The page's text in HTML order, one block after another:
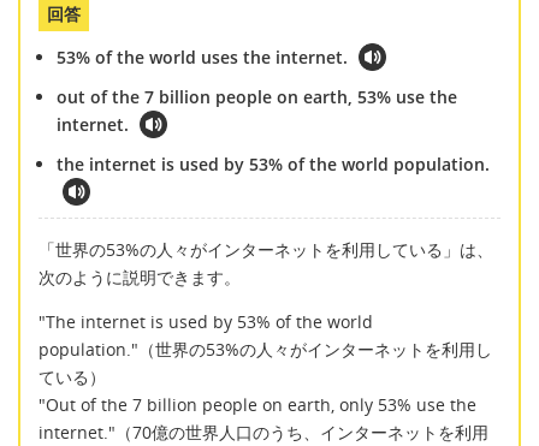
回答
53% of the world uses the internet.
out of the 7 billion people on earth, 53% use the
internet.
the internet is used by 53% of the world population.
「世界の53%の人々がインターネットを利用している」は、
次のように説明できます。
"The internet is used by 53% of the world
population."（世界の53%の人々がインターネットを利用し
ている）
"Out of the 7 billion people on earth, only 53% use the
internet."（70億の世界人口のうち、インターネットを利用